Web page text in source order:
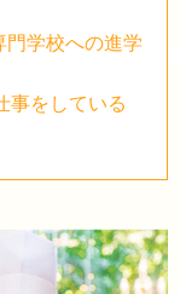
門学校への進学
事をしている